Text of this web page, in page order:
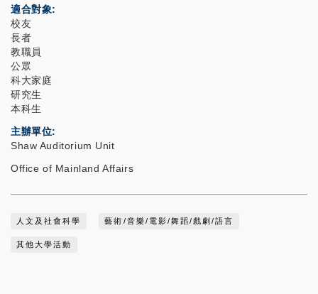
適合對象
校友
長者
教職員
公眾
科大家庭
研究生
本科生
主辦單位
Shaw Auditorium Unit
Office of Mainland Affairs
人文及社會科學 藝術/音樂/電影/舞蹈/戲劇/語言
其他大學活動